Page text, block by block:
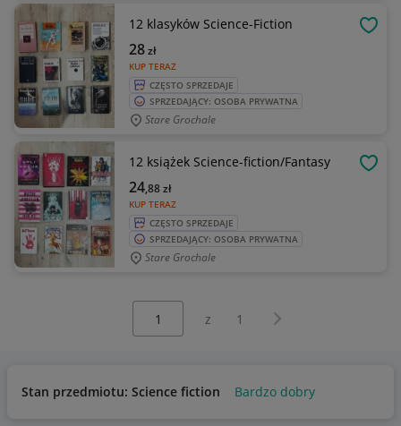
12 klasyków Science-Fiction
KUP TERAZ
28zł
CZĘSTO SPRZEDAJE
SPRZEDAJĄCY: OSOBA PRYWATNA
Stare Grochale
12 książek Science-fiction/Fantasy
KUP TERAZ
24,88zł
CZĘSTO SPRZEDAJE
SPRZEDAJĄCY: OSOBA PRYWATNA
Stare Grochale
z 1 Następna strona
Stan przedmiotu: Science fiction Bardzo dobry